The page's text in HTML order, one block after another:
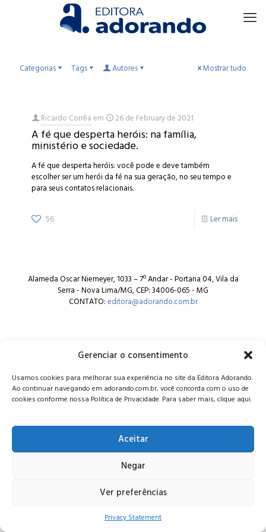
Gerenciar o consentimento
Usamos cookies para melhorar sua experiência no site da Editora Adorando.
Ao continuar navegando em adorando.com.br, você concorda com o uso de
cookies conforme nossa Política de Privacidade. Para saber mais, clique aqui.
Aceitar
Negar
Ver preferências
Privacy Statement
Categorias Tags Autores Mostrar tudo
Ricardo Corrêaem 26 de February de 2021
A fé que desperta heróis: na família,
ministério e sociedade.
A fé que desperta heróis: você pode e deve também
escolher ser um herói da fé na sua geração, no seu tempo e
para seus contatos relacionais.
56 Ler mais
Alameda Oscar Niemeyer, 1033 – 7º Andar - Portaria 04, Vila da
Serra - Nova Lima/MG, CEP: 34006-065 - MG
CONTATO:editora@adorando.com.br
© Editora Adorando 2026. Todos os direitos reservados.
Consulte nossapolítica de privacidade.